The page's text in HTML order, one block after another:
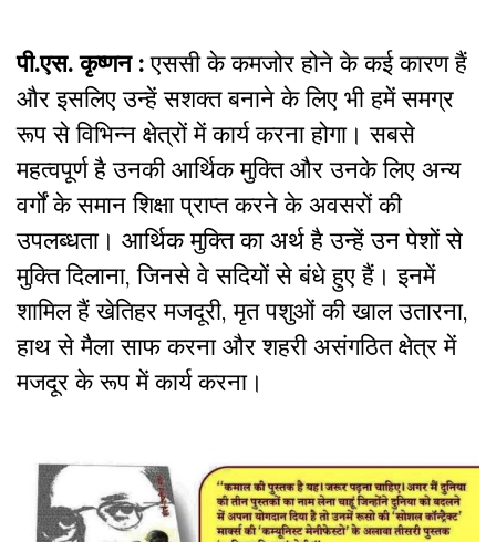
पी.एस. कृष्णन :एससी के कमजोर होने के कई कारण हैं
और इसलिए उन्हें सशक्त बनाने के लिए भी हमें समग्र
रूप से विभिन्न क्षेत्रों में कार्य करना होगा। सबसे
महत्वपूर्ण है उनकी आर्थिक मुक्ति और उनके लिए अन्य
वर्गों के समान शिक्षा प्राप्त करने के अवसरों की
उपलब्धता। आर्थिक मुक्ति का अर्थ है उन्हें उन पेशों से
मुक्ति दिलाना, जिनसे वे सदियों से बंधे हुए हैं। इनमें
शामिल हैं खेतिहर मजदूरी, मृत पशुओं की खाल उतारना,
हाथ से मैला साफ करना और शहरी असंगठित क्षेत्र में
मजदूर के रूप में कार्य करना।